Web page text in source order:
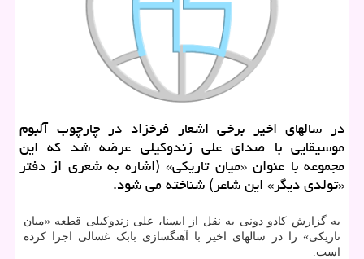
در سالهای اخیر برخی اشعار فرخزاد در چارچوب آلبوم
موسیقایی با صدای علی زندوکیلی عرضه شد که این
مجموعه با عنوان «میان تاریکی» (اشاره به شعری از دفتر
«تولدی دیگر» این شاعر) شناخته می شود.
به گزارش کادو دونی به نقل از ایسنا، علی زندوکیلی قطعه «میان
تاریکی» را در سالهای اخیر با آهنگسازی بابک غسالی اجرا کرده
است.